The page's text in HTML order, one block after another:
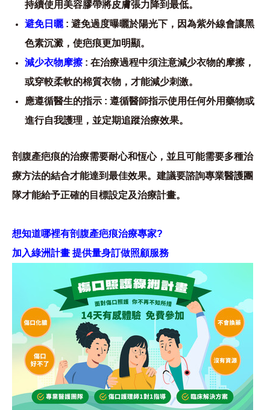
持續使用美容膠帶將皮膚張力降到最低。
避免日曬 : 避免過度曝曬於陽光下，因為紫外線會讓黑
色素沉澱，使疤痕更加明顯。
減少衣物摩擦: 在治療過程中須注意減少衣物的摩擦，
或穿較柔軟的棉質衣物，才能減少刺激。
應遵循醫生的指示 : 遵循醫師指示使用任何外用藥物或
進行自我護理，並定期追蹤治療效果。
剖腹產疤痕的治療需要耐心和恆心，並且可能需要多種治
療方法的結合才能達到最佳效果。建議要諮詢專業醫護團
隊才能給予正確的目標設定及治療計畫。
想知道哪裡有剖腹產疤痕治療專家?
加入綠洲計畫 提供量身訂做照顧服務